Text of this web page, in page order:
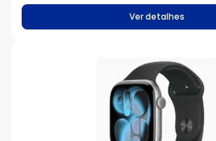
Ver detalhes